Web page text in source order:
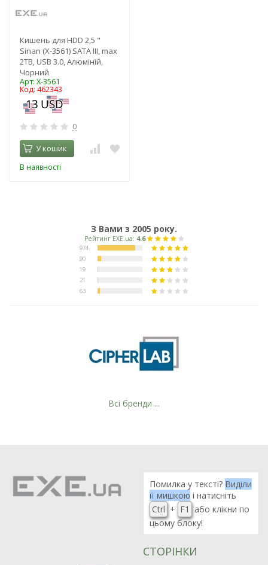
Кишень для HDD 2,5 "
Sinan (X-3561) SATA III, max
2TB, USB 3.0, Алюміній,
Чорний
Арт: X-3561
Код: 462343
0
У кошик
В наявності
З Вами з 2005 року.
19
Всі бренди ...
Помилка у тексті? Виділи
її мишкою і натисніть
Ctrl + F1
або клікни по
цьому блоку!
СТОРІНКИ